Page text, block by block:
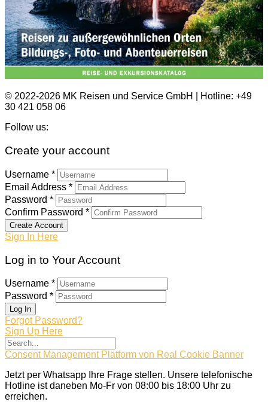
© 2022-2026 MK Reisen und Service GmbH | Hotline: +49
30 421 058 06
Follow us:
Create your account
Username *
Email Address *
Password *
Confirm Password *
Create Account
Sign In Here
Log in to Your Account
Username *
Password *
Log In
Forgot Password?
Sign Up Here
Consent Management Platform von Real Cookie Banner
Jetzt per Whatsapp Ihre Frage stellen. Unsere telefonische
Hotline ist daneben Mo-Fr von 08:00 bis 18:00 Uhr zu
erreichen.